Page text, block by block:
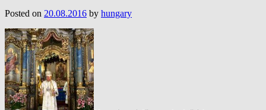
Posted on 20.08.2016 by hungary